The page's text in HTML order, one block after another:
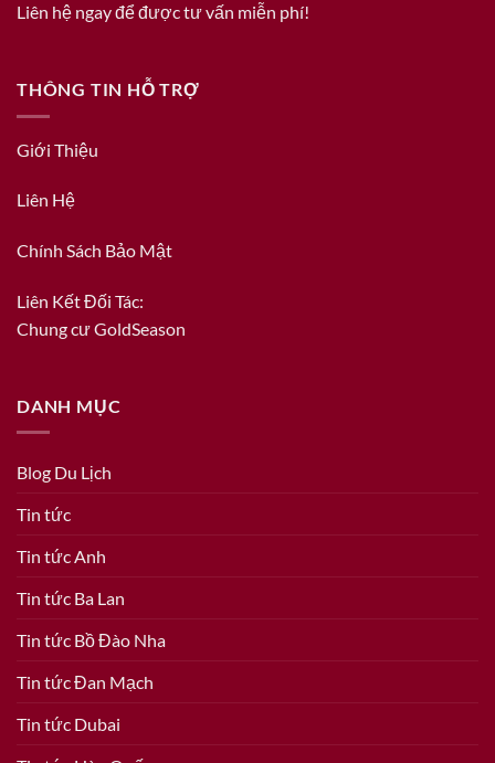
Liên hệ ngay để được tư vấn miễn phí!
THÔNG TIN HỖ TRỢ
Giới Thiệu
Liên Hệ
Chính Sách Bảo Mật
Liên Kết Đối Tác:
Chung cư GoldSeason
DANH MỤC
Blog Du Lịch
Tin tức
Tin tức Anh
Tin tức Ba Lan
Tin tức Bồ Đào Nha
Tin tức Đan Mạch
Tin tức Dubai